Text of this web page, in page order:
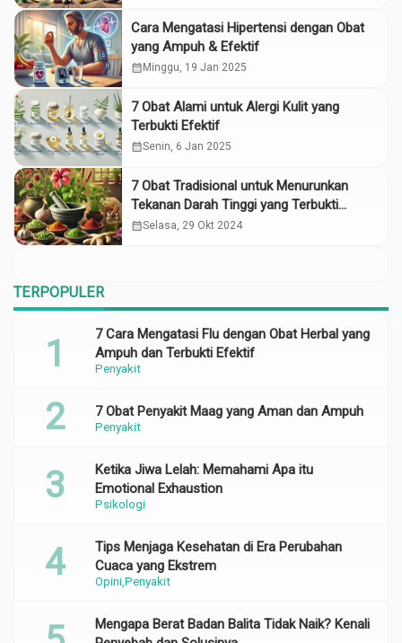
Cara Mengatasi Hipertensi dengan Obat
yang Ampuh & Efektif
calendar_month Minggu, 19 Jan 2025
7 Obat Alami untuk Alergi Kulit yang
Terbukti Efektif
calendar_monthSenin, 6 Jan 2025
7 Obat Tradisional untuk Menurunkan
Tekanan Darah Tinggi yang Terbukti
Ampuh
calendar_monthSelasa, 29 Okt 2024
TERPOPULER
Penyakit
7 Cara Mengatasi Flu dengan Obat Herbal yang
Ampuh dan Terbukti Efektif
Penyakit
7 Obat Penyakit Maag yang Aman dan Ampuh
Psikologi
Ketika Jiwa Lelah: Memahami Apa itu
Emotional Exhaustion
OpiniPenyakit
Tips Menjaga Kesehatan di Era Perubahan
Cuaca yang Ekstrem
Mengapa Berat Badan Balita Tidak Naik? Kenali